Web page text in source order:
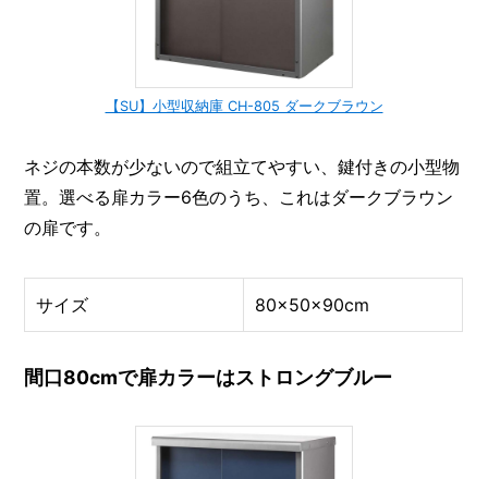
【SU】小型収納庫 CH-805 ダークブラウン
ネジの本数が少ないので組立てやすい、鍵付きの小型物
置。選べる扉カラー6色のうち、これはダークブラウン
の扉です。
サイズ 80×50×90cm
間口80cmで扉カラーはストロングブルー